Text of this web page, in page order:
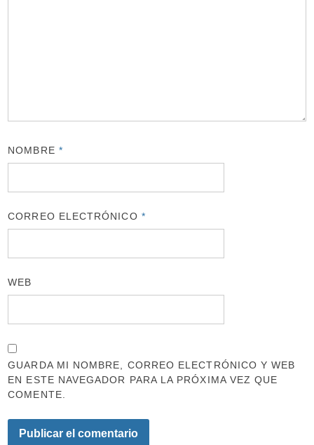
NOMBRE *
CORREO ELECTRÓNICO *
WEB
GUARDA MI NOMBRE, CORREO ELECTRÓNICO Y WEB
EN ESTE NAVEGADOR PARA LA PRÓXIMA VEZ QUE
COMENTE.